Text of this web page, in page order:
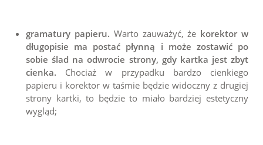
gramatury papieru. Warto zauważyć, że korektor w
długopisie ma postać płynną i może zostawić po
sobie ślad na odwrocie strony, gdy kartka jest zbyt
cienka. Chociaż w przypadku bardzo cienkiego
papieru i korektor w taśmie będzie widoczny z drugiej
strony kartki, to będzie to miało bardziej estetyczny
wygląd;